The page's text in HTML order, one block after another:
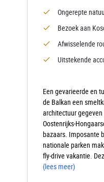
Ongerepte
Bezoek aan
Afwisselende
Uitstekende
Een gevarieerde en
de Balkan een
architectuur
Oostenrijks-
bazaars. Imposante
nationale parken
fly-drive vakantie.
(lees meer)